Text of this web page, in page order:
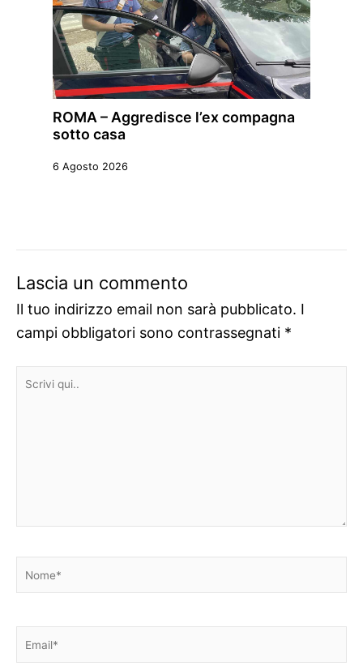
ROMA – Aggredisce l’ex compagna
sotto casa
6 Agosto 2026
Lascia un commento
Il tuo indirizzo email non sarà pubblicato. I
campi obbligatori sono contrassegnati *
Scrivi
Nome*
Email*